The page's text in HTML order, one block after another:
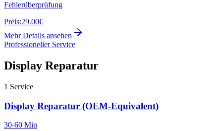
Fehlerüberprüfung
Preis:29.00€
Mehr Details ansehen
Professioneller Service
Display Reparatur
1 Service
Display Reparatur (OEM-Equivalent)
30-60 Min